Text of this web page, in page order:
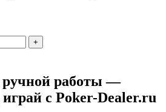
работы —
с Poker-Dealer.ru